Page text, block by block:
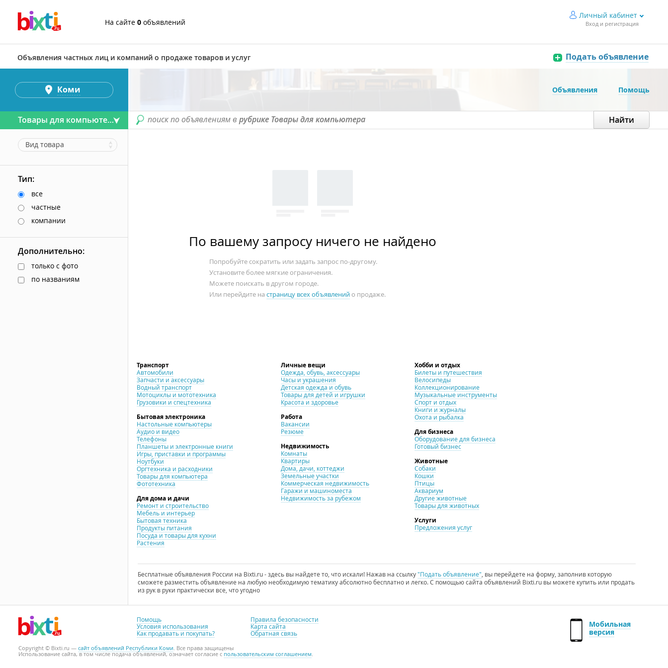
На сайте 0 объявлений
Личный кабинет
Вход и регистрация
Объявления частных лиц и компаний о продаже товаров и услуг Подать объявление
Объявления Помощь
поиск по объявлениям в рубрике Товары для компьютера
По вашему запросу ничего не найдено
Попробуйте сократить или задать запрос по-другому.
Установите более мягкие ограничения.
Можете поискать в другом городе.
Или перейдите на страницу всех объявленийо продаже.
Транспорт
Автомобили
Запчасти и аксессуары
Водный транспорт
Мотоциклы и мототехника
Грузовики и спецтехника
Бытовая электроника
Настольные компьютеры
Аудио и видео
Телефоны
Планшеты и электронные книги
Игры, приставки и программы
Ноутбуки
Оргтехника и расходники
Товары для компьютера
Фототехника
Для дома и дачи
Ремонт и строительство
Мебель и интерьер
Бытовая техника
Продукты питания
Посуда и товары для кухни
Растения
Личные вещи
Одежда, обувь, аксессуары
Часы и украшения
Детская одежда и обувь
Товары для детей и игрушки
Красота и здоровье
Работа
Вакансии
Резюме
Недвижимость
Комнаты
Квартиры
Дома, дачи, коттеджи
Земельные участки
Коммерческая недвижимость
Гаражи и машиноместа
Недвижимость за рубежом
Хобби и отдых
Билеты и путешествия
Велосипеды
Коллекционирование
Музыкальные инструменты
Спорт и отдых
Книги и журналы
Охота и рыбалка
Для бизнеса
Оборудование для бизнеса
Готовый бизнес
Животные
Собаки
Кошки
Птицы
Аквариум
Другие животные
Товары для животных
Услуги
Предложения услуг
Бесплатные объявления России на Bixti.ru - здесь вы найдете то, что искали! Нажав на ссылку"Подать объявление", вы перейдете на форму, заполнив которую
сможете разместить объявление на любую необходимую тематику абсолютно бесплатно и легко. С помощью сайта объявлений Bixti.ru вы можете купить или продать
из рук в руки практически все, что угодно
Коми
Товары для компьютера
Вид товара
Тип:
все
частные
компании
Дополнительно:
только с фото
по названиям
Помощь
Условия использования
Как продавать и покупать?
Правила безопасности
Карта сайта
Обратная связь
Мобильная
версия
Copyright © Bixti.ru — сайт объявлений Республики Коми. Все права защищены
Использование сайта, в том числе подача объявлений, означает согласие с пользовательским соглашением.